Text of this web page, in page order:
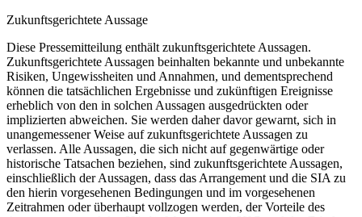
Zukunftsgerichtete Aussage
Diese Pressemitteilung enthält zukunftsgerichtete Aussagen.
Zukunftsgerichtete Aussagen beinhalten bekannte und unbekannte
Risiken, Ungewissheiten und Annahmen, und dementsprechend
können die tatsächlichen Ergebnisse und zukünftigen Ereignisse
erheblich von den in solchen Aussagen ausgedrückten oder
implizierten abweichen. Sie werden daher davor gewarnt, sich in
unangemessener Weise auf zukunftsgerichtete Aussagen zu
verlassen. Alle Aussagen, die sich nicht auf gegenwärtige oder
historische Tatsachen beziehen, sind zukunftsgerichtete Aussagen,
einschließlich der Aussagen, dass das Arrangement und die SIA zu
den hierin vorgesehenen Bedingungen und im vorgesehenen
Zeitrahmen oder überhaupt vollzogen werden, der Vorteile des